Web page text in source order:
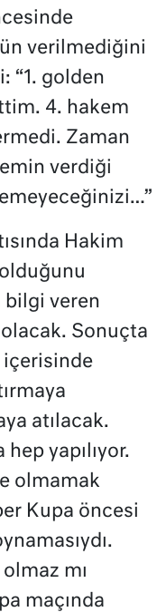
verilmediğini
“1. golden
4. hakem
Zaman
verdiği
Hakim
veren
Sonuçta
içerisinde
atılacak.
yapılıyor.
olmamak
Kupa öncesi
mı
maçında